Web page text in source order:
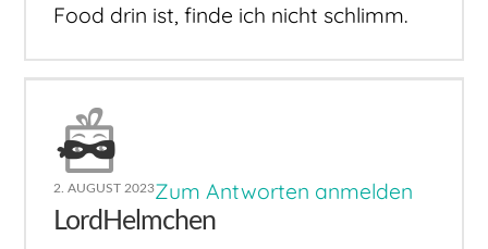
Food drin ist, finde ich nicht schlimm.
2. AUGUST 2023Zum Antworten anmelden
LordHelmchen